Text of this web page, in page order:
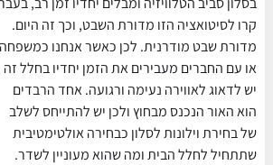
קרו לסיטואציה הזו מדורת השבט, וכך זה היום.
מדורת שבט מודרנית. לכן כאשר אנחנו כמשפחה
או עם החברים מעבירים את הזמן יחדיו בחלל זה
יש לדאוג לאווירה נעימה ורגועה. אחד הרבדים
הוא האור הנכנס מבחוץ ולכן יש להתייחס לשלב
של בחירת וילונות לסלון כבחירה אולטימטיבית
שתתחיל לחלל הבית ומה שהוא מעוניין לשדר.